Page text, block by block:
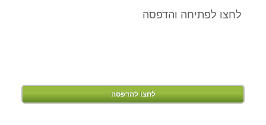
לחצו לפתיחה והדפסה
לחצו להדפסה